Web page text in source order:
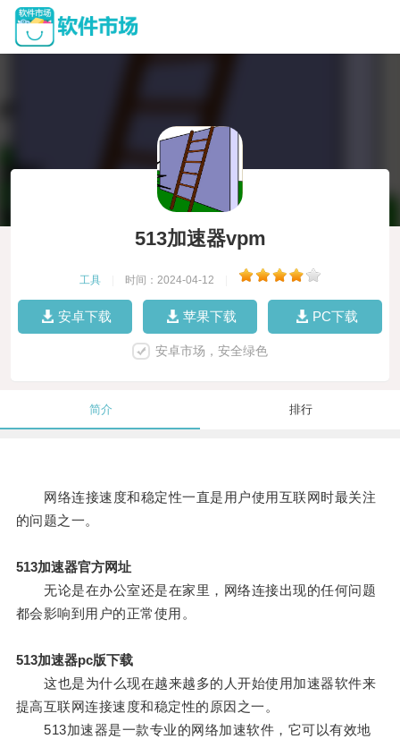
513加速器vpm
工具 时间：2024-04-12
安卓下载 苹果下载 PC下载
安卓市场，安全绿色
简介 排行
网络连接速度和稳定性一直是用户使用互联网时最关注
的问题之一。
513加速器官方网址
无论是在办公室还是在家里，网络连接出现的任何问题
都会影响到用户的正常使用。
513加速器pc版下载
这也是为什么现在越来越多的人开始使用加速器软件来
提高互联网连接速度和稳定性的原因之一。
513加速器是一款专业的网络加速软件，它可以有效地